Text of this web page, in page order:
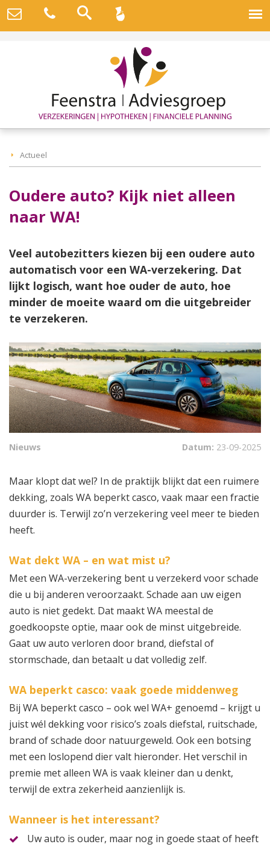
Actueel
Oudere auto? Kijk niet alleen
naar WA!
Veel autobezitters kiezen bij een oudere auto
automatisch voor een WA-verzekering. Dat
lijkt logisch, want hoe ouder de auto, hoe
minder de moeite waard om die uitgebreider
te verzekeren.
Nieuws Datum: 23-09-2025
Maar klopt dat wel? In de praktijk blijkt dat een ruimere
dekking, zoals WA beperkt casco, vaak maar een fractie
duurder is. Terwijl zo’n verzekering veel meer te bieden
heeft.
Wat dekt WA – en wat mist u?
Met een WA-verzekering bent u verzekerd voor schade
die u bij anderen veroorzaakt. Schade aan uw eigen
auto is niet gedekt. Dat maakt WA meestal de
goedkoopste optie, maar ook de minst uitgebreide.
Gaat uw auto verloren door brand, diefstal of
stormschade, dan betaalt u dat volledig zelf.
WA beperkt casco: vaak goede middenweg
Bij WA beperkt casco – ook wel WA+ genoemd – krijgt u
juist wél dekking voor risico’s zoals diefstal, ruitschade,
brand of schade door natuurgeweld. Ook een botsing
met een loslopend dier valt hieronder. Het verschil in
premie met alleen WA is vaak kleiner dan u denkt,
terwijl de extra zekerheid aanzienlijk is.
Wanneer is het interessant?
Uw auto is ouder, maar nog in goede staat of heeft